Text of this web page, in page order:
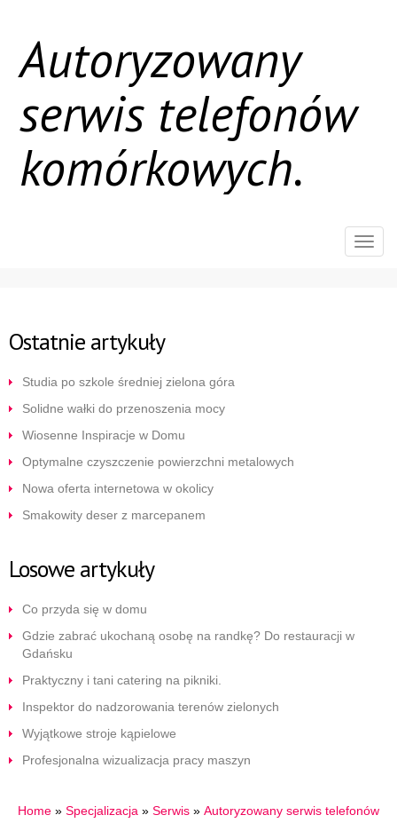
Autoryzowany
serwis telefonów
komórkowych.
Ostatnie artykuły
Studia po szkole średniej zielona góra
Solidne wałki do przenoszenia mocy
Wiosenne Inspiracje w Domu
Optymalne czyszczenie powierzchni metalowych
Nowa oferta internetowa w okolicy
Smakowity deser z marcepanem
Losowe artykuły
Co przyda się w domu
Gdzie zabrać ukochaną osobę na randkę? Do restauracji w
Gdańsku
Praktyczny i tani catering na pikniki.
Inspektor do nadzorowania terenów zielonych
Wyjątkowe stroje kąpielowe
Profesjonalna wizualizacja pracy maszyn
Home » Specjalizacja » Serwis » Autoryzowany serwis telefonów